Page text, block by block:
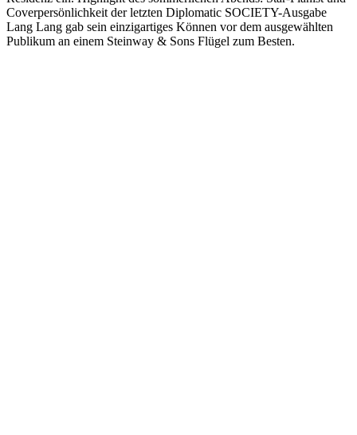
Coverpersönlichkeit der letzten Diplomatic SOCIETY-Ausgabe
Lang Lang gab sein einzigartiges Können vor dem ausgewählten
Publikum an einem Steinway & Sons Flügel zum Besten.